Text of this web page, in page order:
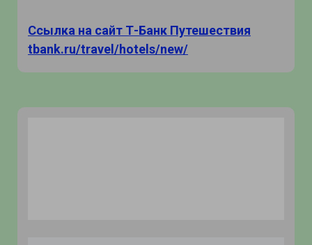
Ссылка на сайт Т-Банк Путешествия
tbank.ru/travel/hotels/new/